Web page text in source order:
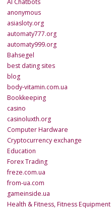
anonymous
asiasloty.org
automaty777.org
automaty999.org
Bahsegel
best dating sites
blog
body-vitamin.com.ua
Bookkeeping
casino
casinoluxth.org
Computer Hardware
Cryptocurrency exchange
Education
Forex Trading
freze.com.ua
from-ua.com
gameinside.ua
Health & Fitness, Fitness Equipment